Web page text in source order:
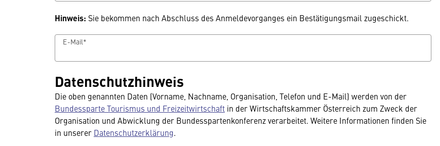
Hinweis: Sie bekommen nach Abschluss des Anmeldevorganges ein Bestätigungsmail zugeschickt.
E-Mail*
Datenschutzhinweis
Die oben genannten Daten (Vorname, Nachname, Organisation, Telefon und E-Mail) werden von der
Bundessparte Tourismus und Freizeitwirtschaft in der Wirtschaftskammer Österreich zum Zweck der
Organisation und Abwicklung der Bundesspartenkonferenz verarbeitet. Weitere Informationen finden Sie
in unserer Datenschutzerklärung.